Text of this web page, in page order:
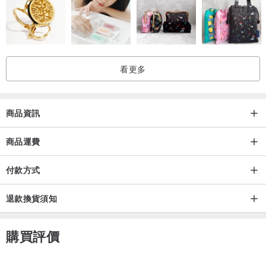
看更多
商品資訊
商品運費
付款方式
退款換貨須知
購買評價